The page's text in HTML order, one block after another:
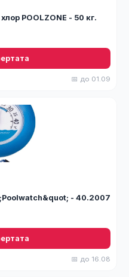
POOLZONE - 50 кг.
📅 до 01.09
- 40.2007
📅 до 16.08